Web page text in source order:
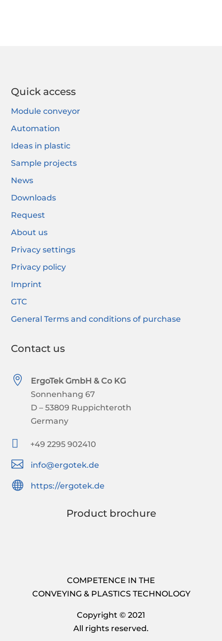
Quick access
Module conveyor
Automation
Ideas in plastic
Sample projects
News
Downloads
Request
About us
Privacy settings
Privacy policy
Imprint
GTC
General Terms and conditions of purchase
Contact us

ErgoTek GmbH & Co KG
Sonnenhang 67
D – 53809 Ruppichteroth
Germany
 +49 2295 902410
 info@ergotek.de
 https://ergotek.de
Product brochure
COMPETENCE IN THE
CONVEYING & PLASTICS TECHNOLOGY
Copyright © 2021
All rights reserved.